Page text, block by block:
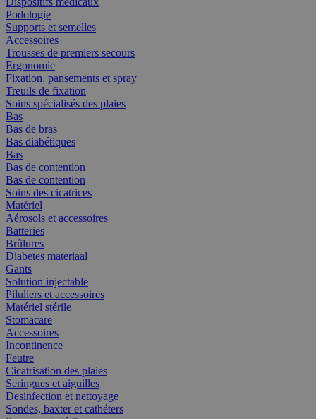
Podologie
Supports et semelles
Accessoires
Trousses de premiers secours
Ergonomie
Fixation, pansements et spray
Treuils de fixation
Soins spécialisés des plaies
Bas
Bas de bras
Bas diabétiques
Bas
Bas de contention
Bas de contention
Soins des cicatrices
Matériel
Aérosols et accessoires
Batteries
Brûlures
Diabetes materiaal
Gants
Solution injectable
Piluliers et accessoires
Matériel stérile
Stomacare
Accessoires
Incontinence
Feutre
Cicatrisation des plaies
Seringues et aiguilles
Desinfection et nettoyage
Sondes, baxter et cathéters